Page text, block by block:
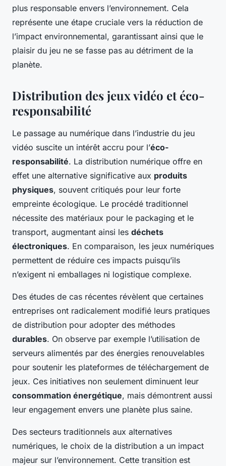
plus responsable envers l’environnement. Cela
représente une étape cruciale vers la réduction de
l’impact environnemental, garantissant ainsi que le
plaisir du jeu ne se fasse pas au détriment de la
planète.
Distribution des jeux vidéo et éco-
responsabilité
Le passage au numérique dans l’industrie du jeu
vidéo suscite un intérêt accru pour l’éco-
responsabilité. La distribution numérique offre en
effet une alternative significative aux produits
physiques, souvent critiqués pour leur forte
empreinte écologique. Le procédé traditionnel
nécessite des matériaux pour le packaging et le
transport, augmentant ainsi les déchets
électroniques. En comparaison, les jeux numériques
permettent de réduire ces impacts puisqu’ils
n’exigent ni emballages ni logistique complexe.
Des études de cas récentes révèlent que certaines
entreprises ont radicalement modifié leurs pratiques
de distribution pour adopter des méthodes
durables. On observe par exemple l’utilisation de
serveurs alimentés par des énergies renouvelables
pour soutenir les plateformes de téléchargement de
jeux. Ces initiatives non seulement diminuent leur
consommation énergétique, mais démontrent aussi
leur engagement envers une planète plus saine.
Des secteurs traditionnels aux alternatives
numériques, le choix de la distribution a un impact
majeur sur l’environnement. Cette transition est